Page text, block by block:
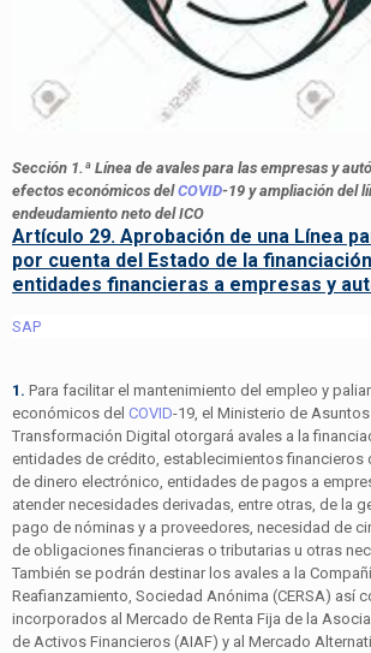
Sección 1.ª Línea de avales para las empresas y
efectos económicos delCOVID-19 y ampliación del
endeudamiento neto del ICO
Artículo 29. Aprobación de una Línea
por cuenta del Estado de la
entidades financieras a empresas y
SAP
1. Para facilitar el mantenimiento del empleo y
económicos del COVID-19, el Ministerio de
Transformación Digital otorgará avales a la
entidades de crédito, establecimientos financieros
de dinero electrónico, entidades de pagos a
atender necesidades derivadas, entre otras, de la
pago de nóminas y a proveedores, necesidad de
de obligaciones financieras o tributarias u otras
También se podrán destinar los avales a la
Reafianzamiento, Sociedad Anónima (CERSA) así
incorporados al Mercado de Renta Fija de la
de Activos Financieros (AIAF) y al Mercado